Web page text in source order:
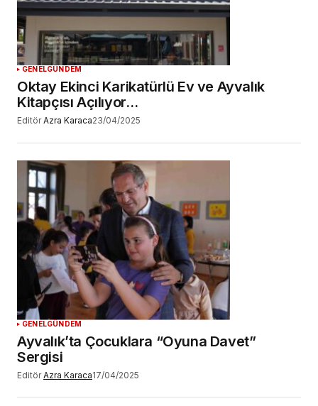
GENELGÜNDEM
Oktay Ekinci Karikatürlü Ev ve Ayvalık
Kitapçısı Açılıyor…
Editör Azra Karaca23/04/2025
GENELGÜNDEM
Ayvalık’ta Çocuklara “Oyuna Davet”
Sergisi
Editör Azra Karaca17/04/2025